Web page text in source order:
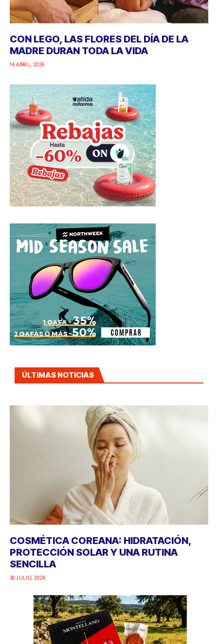
CON LEGO, LAS FLORES DEL DÍA DE LA
MADRE DURAN TODA LA VIDA
14 ABRIL, 2026
ÚLTIMAS NOTICIAS
COSMÉTICA COREANA: HIDRATACIÓN,
PROTECCIÓN SOLAR Y UNA RUTINA
SENCILLA
30 JULIO, 2026